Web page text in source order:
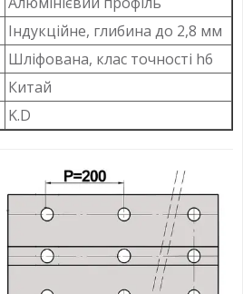
Індукційне, глибина до 2,8 мм
Шліфована, клас точності h6
Китай
K.D